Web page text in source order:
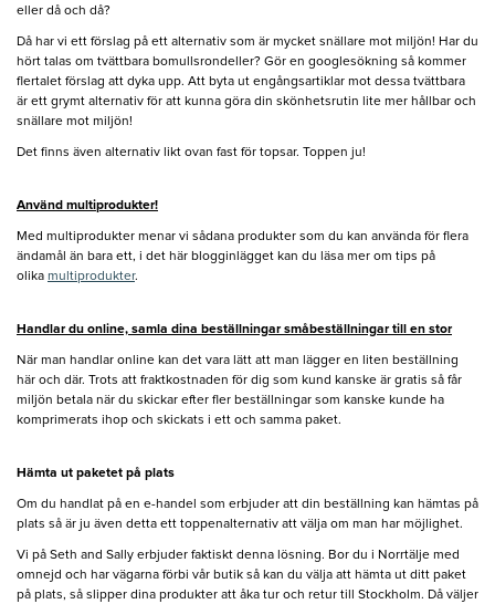
eller då och då?
Då har vi ett förslag på ett alternativ som är mycket snällare mot miljön! Har du
hört talas om tvättbara bomullsrondeller? Gör en googlesökning så kommer
flertalet förslag att dyka upp. Att byta ut engångsartiklar mot dessa tvättbara
är ett grymt alternativ för att kunna göra din skönhetsrutin lite mer hållbar och
snällare mot miljön!
Det finns även alternativ likt ovan fast för topsar. Toppen ju!
Använd multiprodukter!
Med multiprodukter menar vi sådana produkter som du kan använda för flera
ändamål än bara ett, i det här blogginlägget kan du läsa mer om tips på
olika multiprodukter.
Handlar du online, samla dina beställningar småbeställningar till en stor
När man handlar online kan det vara lätt att man lägger en liten beställning
här och där. Trots att fraktkostnaden för dig som kund kanske är gratis så får
miljön betala när du skickar efter fler beställningar som kanske kunde ha
komprimerats ihop och skickats i ett och samma paket.
Hämta ut paketet på plats
Om du handlat på en e-handel som erbjuder att din beställning kan hämtas på
plats så är ju även detta ett toppenalternativ att välja om man har möjlighet.
Vi på Seth and Sally erbjuder faktiskt denna lösning. Bor du i Norrtälje med
omnejd och har vägarna förbi vår butik så kan du välja att hämta ut ditt paket
på plats, så slipper dina produkter att åka tur och retur till Stockholm. Då väljer